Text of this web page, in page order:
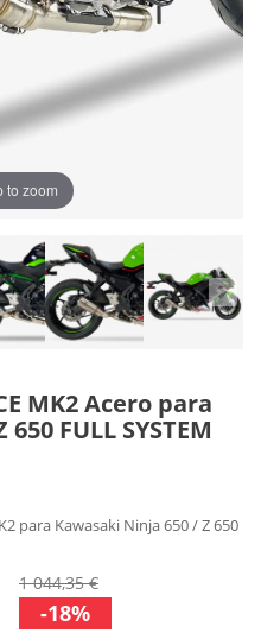
to zoom
MK2 Acero para
FULL SYSTEM
para Kawasaki Ninja 650 / Z 650
1 044,35 €
-18%